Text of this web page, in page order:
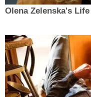
Olena Zelenska's